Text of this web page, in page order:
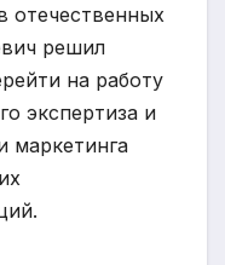
отечественных
решил
на работу
экспертиза и
маркетинга